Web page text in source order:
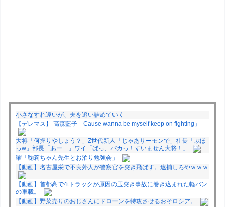
小さなすれ違いが、夫を追い詰めていく
【デレマス】 高森藍子「Cause wanna be myself keep on fighting」
大将「何握りやしょう？」Z世代新人「じゃあサーモンで」社長「ぶほ
っw」部長「あー…」ワイ「ばっ、バカっ！すいません大将！」
曜「鞠莉ちゃん先生とお泊り勉強会」
【動画】名古屋栄で不良外人が警察官を突き飛ばす。逮捕しろやｗｗｗ
【動画】首都高で4tトラックが原因の玉突き事故に巻き込まれた軽バン
の車載。
【動画】野菜売りのおじさんにドローンを特攻させるおそロシア。